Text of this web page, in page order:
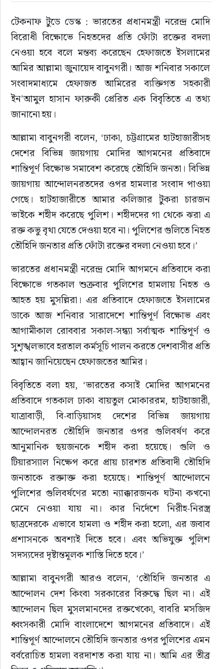
টেকনাফ টুডে ডেস্ক : ভারতের প্রধানমন্ত্রী নরেন্দ্র মোদি
বিরোধী বিক্ষোভে নিহতদের প্রতি ফোঁটা রক্তের বদলা
নেওয়া হবে বলে মন্তব্য করেছেন হেফাজতে ইসলামের
আমির আল্লামা জুনায়েদ বাবুনগরী। আজ শনিবার সকালে
সংবাদমাধ্যমে হেফাজত আমিরের ব্যক্তিগত সহকারী
ইন’আমুল হাসান ফারুকী প্রেরিত এক বিবৃতিতে এ তথ্য
জানানো হয়।
আল্লামা বাবুনগরী বলেন, ‘ঢাকা, চট্টগ্রামের হাটহাজারীসহ
দেশের বিভিন্ন জায়গায় মোদির আগমনের প্রতিবাদে
শান্তিপূর্ণ বিক্ষোভ সমাবেশ করেছে তৌহিদি জনতা। বিভিন্ন
জায়গায় আন্দোলনরতদের ওপর হামলার সংবাদ পাওয়া
গেছে। হাটহাজারীতে আমার কলিজার টুকরা চারজন
ভাইকে শহীদ করেছে পুলিশ। শহীদদের গা থেকে ঝরা এ
রক্ত কভু বৃথা যেতে দেওয়া হবে না। পুলিশের গুলিতে নিহত
তৌহিদি জনতার প্রতি ফোঁটা রক্তের বদলা নেওয়া হবে।’
ভারতের প্রধানমন্ত্রী নরেন্দ্র মোদি আগমনে প্রতিবাদে করা
বিক্ষোভে গতকাল শুক্রবার পুলিশের হামলায় নিহত ও
আহত হয় মুসল্লিরা। এর প্রতিবাদে হেফাজতে ইসলামের
ডাকে আজ শনিবার সারাদেশে শান্তিপূর্ণ বিক্ষোভ এবং
আগামীকাল রোববার সকাল-সন্ধ্যা সর্বাত্মক শান্তিপূর্ণ ও
সুশৃঙ্খলভাবে হরতাল কর্মসূচি পালন করতে দেশবাসীর প্রতি
আহ্বান জানিয়েছেন হেফাজতের আমির।
বিবৃতিতে বলা হয়, ‘ভারতের কসাই মোদির আগমনের
প্রতিবাদে গতকাল ঢাকা বায়তুল মোকাররম, হাটহাজারী,
যাত্রাবাড়ী, বি-বাড়িয়াসহ দেশের বিভিন্ন জায়গায়
আন্দোলনরত তৌহিদি জনতার ওপর গুলিবর্ষণ করে
আনুমানিক ছয়জনকে শহীদ করা হয়েছে। গুলি ও
টিয়ারস্যাল নিক্ষেপ করে প্রায় চারশত প্রতিবাদী তৌহিদি
জনতাকে রক্তাক্ত করা হয়েছে। শান্তিপূর্ণ আন্দোলনে
পুলিশের গুলিবর্ষণের মতো ন্যাক্কারজনক ঘটনা কখনো
মেনে নেওয়া যায় না। কার নির্দেশে নিরীহ-নিরস্ত্র
ছাত্রদেরকে এভাবে হামলা ও শহীদ করা হলো, এর জবাব
প্রশাসনকে অবশ্যই দিতে হবে। এবং অভিযুক্ত পুলিশ
সদস্যদের দৃষ্টান্তমূলক শাস্তি দিতে হবে।’
আল্লামা বাবুনগরী আরও বলেন, ‘তৌহিদি জনতার এ
আন্দোলন দেশ কিংবা সরকারের বিরুদ্ধে ছিল না। এই
আন্দোলন ছিল মুসলমানদের রক্তখেকো, বাবরি মসজিদ
ধ্বংসকারী মোদি বাংলাদেশে আগমনের প্রতিবাদে। এই
শান্তিপূর্ণ আন্দোলনে তৌহিদি জনতার ওপর পুলিশের এমন
বর্বরোচিত হামলা বরদাশত করা যায় না। আমি এর তীব্র